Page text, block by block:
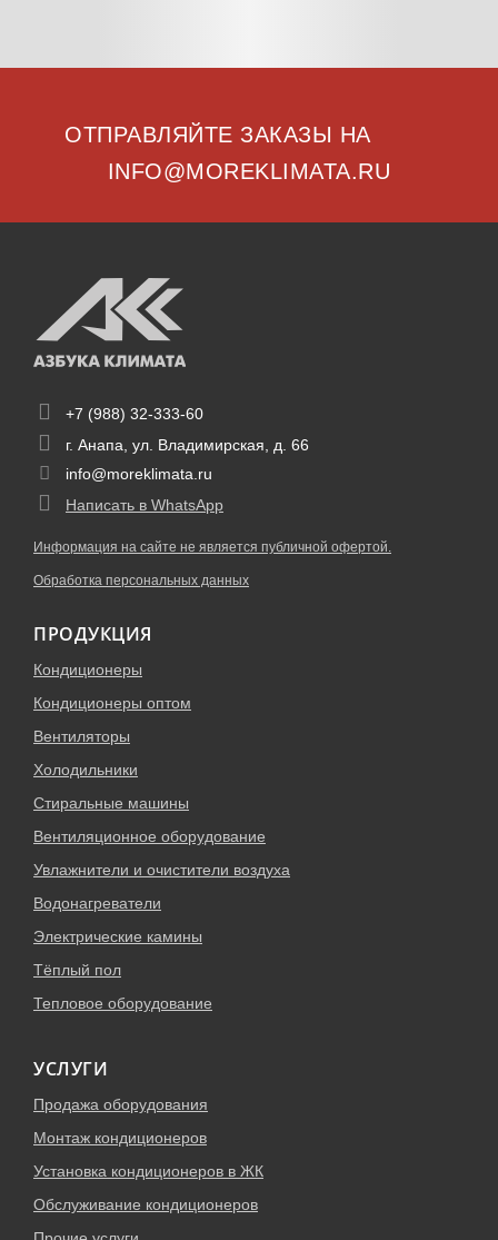
ОТПРАВЛЯЙТЕ ЗАКАЗЫ НА
INFO@MOREKLIMATA.RU
+7 (988) 32-333-60
г. Анапа, ул. Владимирская, д. 66
info@moreklimata.ru
Написать в WhatsApp
Информация на сайте не является публичной офертой.
Обработка персональных данных
ПРОДУКЦИЯ
Кондиционеры
Кондиционеры оптом
Вентиляторы
Холодильники
Стиральные машины
Вентиляционное оборудование
Увлажнители и очистители воздуха
Водонагреватели
Электрические камины
Тёплый пол
Тепловое оборудование
УСЛУГИ
Продажа оборудования
Монтаж кондиционеров
Установка кондиционеров в ЖК
Обслуживание кондиционеров